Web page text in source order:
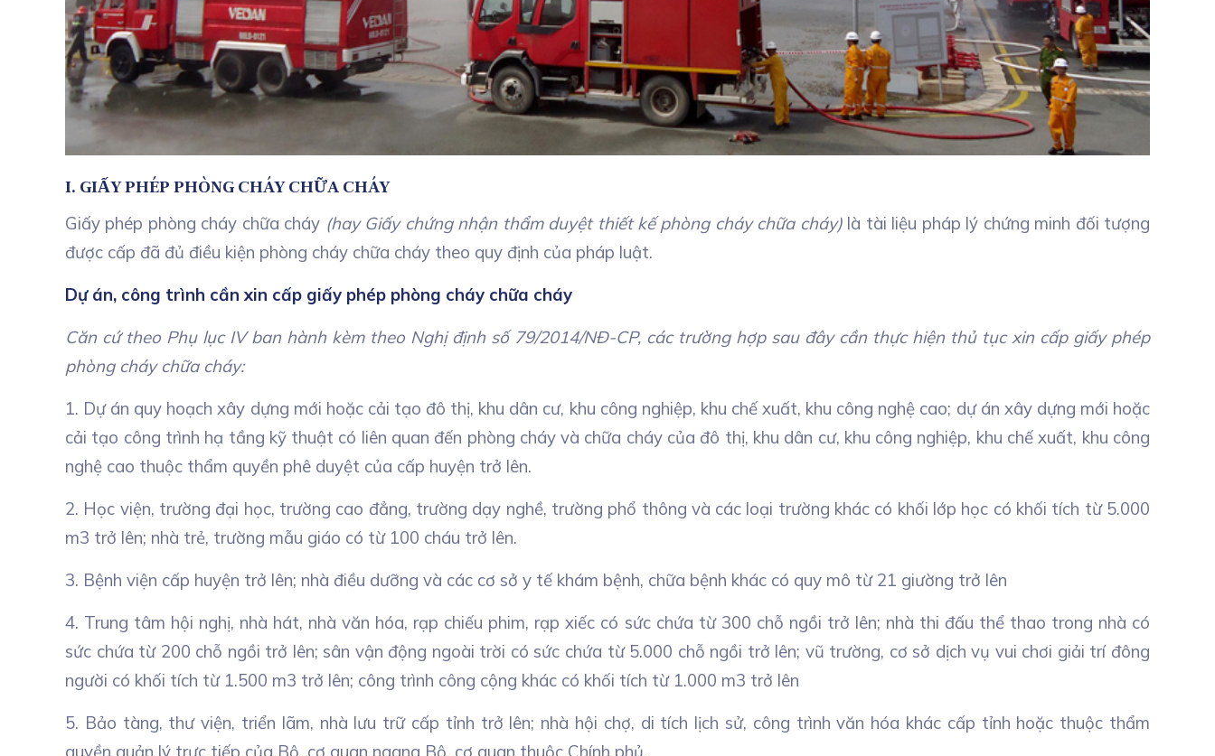
I. GIẤY PHÉP PHÒNG CHÁY CHỮA CHÁY
Giấy phép phòng cháy chữa cháy (hay Giấy chứng nhận thẩm duyệt thiết kế phòng cháy chữa cháy)là tài liệu pháp lý chứng minh đối tượng
được cấp đã đủ điều kiện phòng cháy chữa cháy theo quy định của pháp luật.
Dự án, công trình cần xin cấp giấy phép phòng cháy chữa cháy
Căn cứ theo Phụ lục IV ban hành kèm theo Nghị định số 79/2014/NĐ-CP, các trường hợp sau đây cần thực hiện thủ tục xin cấp giấy phép
phòng cháy chữa cháy:
1. Dự án quy hoạch xây dựng mới hoặc cải tạo đô thị, khu dân cư, khu công nghiệp, khu chế xuất, khu công nghệ cao; dự án xây dựng mới hoặc
cải tạo công trình hạ tầng kỹ thuật có liên quan đến phòng cháy và chữa cháy của đô thị, khu dân cư, khu công nghiệp, khu chế xuất, khu công
nghệ cao thuộc thẩm quyền phê duyệt của cấp huyện trở lên.
2. Học viện, trường đại học, trường cao đẳng, trường dạy nghề, trường phổ thông và các loại trường khác có khối lớp học có khối tích từ 5.000
m3 trở lên; nhà trẻ, trường mẫu giáo có từ 100 cháu trở lên.
3. Bệnh viện cấp huyện trở lên; nhà điều dưỡng và các cơ sở y tế khám bệnh, chữa bệnh khác có quy mô từ 21 giường trở lên
4. Trung tâm hội nghị, nhà hát, nhà văn hóa, rạp chiếu phim, rạp xiếc có sức chứa từ 300 chỗ ngồi trở lên; nhà thi đấu thể thao trong nhà có
sức chứa từ 200 chỗ ngồi trở lên; sân vận động ngoài trời có sức chứa từ 5.000 chỗ ngồi trở lên; vũ trường, cơ sở dịch vụ vui chơi giải trí đông
người có khối tích từ 1.500 m3 trở lên; công trình công cộng khác có khối tích từ 1.000 m3 trở lên
5. Bảo tàng, thư viện, triển lãm, nhà lưu trữ cấp tỉnh trở lên; nhà hội chợ, di tích lịch sử, công trình văn hóa khác cấp tỉnh hoặc thuộc thẩm
quyền quản lý trực tiếp của Bộ, cơ quan ngang Bộ, cơ quan thuộc Chính phủ.